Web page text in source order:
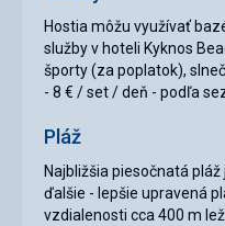
Hostia môžu využívať
služby v hoteli Kyknos
športy (za poplatok),
- 8 € / set / deň - podľa
Pláž
Najbližšia piesočnatá
ďalšie - lepšie upravená
vzdialenosti cca 400 m